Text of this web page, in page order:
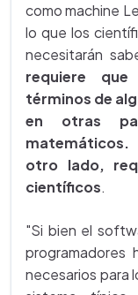
como machine
lo que los
necesitarán
requiere
términos de
en otras
matemáticos.
otro lado,
científicos.
"Si bien el
programadores
necesarios para